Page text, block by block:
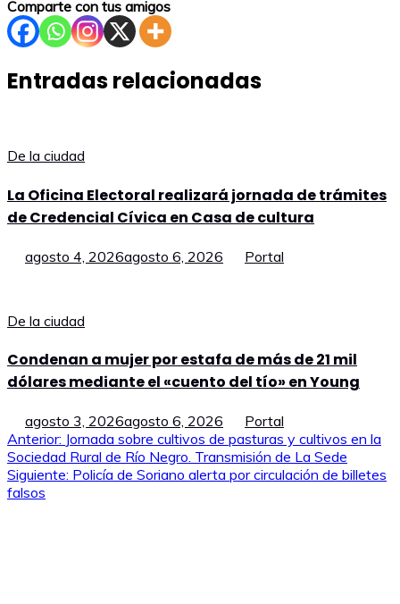
Comparte con tus amigos
Entradas relacionadas
De la ciudad
La Oficina Electoral realizará jornada de trámites
de Credencial Cívica en Casa de cultura
agosto 4, 2026agosto 6, 2026 Portal
De la ciudad
Condenan a mujer por estafa de más de 21 mil
dólares mediante el «cuento del tío» en Young
agosto 3, 2026agosto 6, 2026 Portal
Navegación
de
entradas
Anterior: Jornada sobre cultivos de pasturas y cultivos en la
Sociedad Rural de Río Negro. Transmisión de La Sede
Siguiente: Policía de Soriano alerta por circulación de billetes
falsos